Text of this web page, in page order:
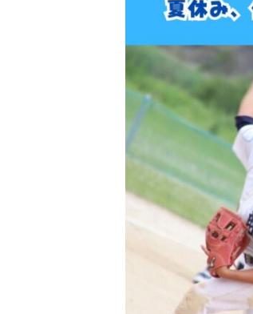
時
: